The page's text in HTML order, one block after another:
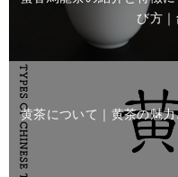
び方
黄茶について｜黄茶の魅